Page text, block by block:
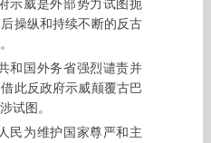
示威是外部势力试图扼
操纵和持续不断的反古
和国外务省强烈谴责并
此反政府示威颠覆古巴
试图。
民为维护国家尊严和主